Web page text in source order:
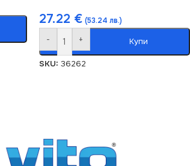
27.22 € (53.24 лв.)
- + Купи
SKU: 36262